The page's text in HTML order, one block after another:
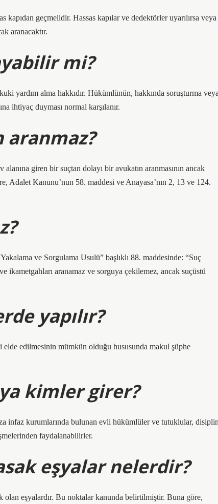
geçmelidir. Hassas kapılar ve dedektörler uyarılırsa veya
aranacaktır.
mi?
yardım alma hakkıdır. Hükümlünün, hakkında soruşturma
ihtiyaç duyması normal karşılanır.
aranmaz?
giren bir suçtan dolayı bir avukatın aranmasının ancak
Adalet Kanunu’nun 58. maddesi ve Anayasa’nın 2, 13 ve 124.
ve Sorgulama Usulü” başlıklı 88. maddesinde: “Suç
ikametgahları aranamaz ve sorguya çekilemez, ancak suçüstü
yapılır?
elde edilmesinin mümkün olduğu hususunda makul şüphe
kimler girer?
infaz kurumlarında bulunan evli hükümlüler ve tutuklular,
faydalanabilirler.
eşyalar nelerdir?
eşyalardır. Bu noktalar kanunda belirtilmiştir. Buna göre,